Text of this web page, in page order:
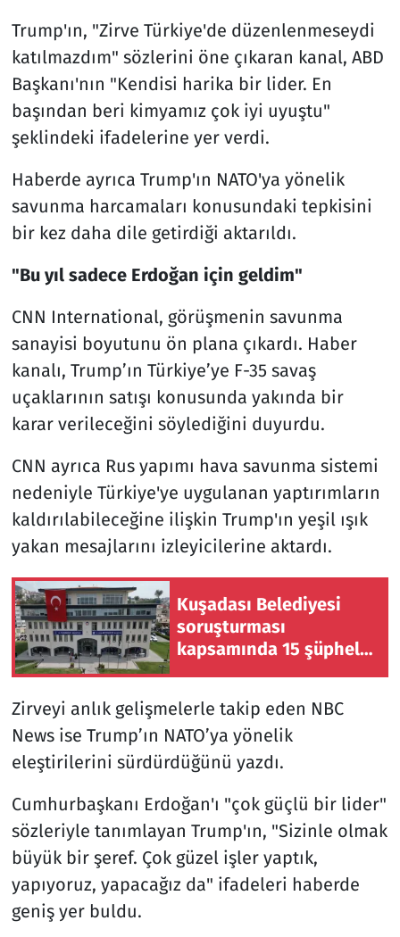
Trump'ın, "Zirve Türkiye'de düzenlenmeseydi
katılmazdım" sözlerini öne çıkaran kanal, ABD
Başkanı'nın "Kendisi harika bir lider. En
başından beri kimyamız çok iyi uyuştu"
şeklindeki ifadelerine yer verdi.
Haberde ayrıca Trump'ın NATO'ya yönelik
savunma harcamaları konusundaki tepkisini
bir kez daha dile getirdiği aktarıldı.
"Bu yıl sadece Erdoğan için geldim"
CNN International, görüşmenin savunma
sanayisi boyutunu ön plana çıkardı. Haber
kanalı, Trump’ın Türkiye’ye F-35 savaş
uçaklarının satışı konusunda yakında bir
karar verileceğini söylediğini duyurdu.
CNN ayrıca Rus yapımı hava savunma sistemi
nedeniyle Türkiye'ye uygulanan yaptırımların
kaldırılabileceğine ilişkin Trump'ın yeşil ışık
yakan mesajlarını izleyicilerine aktardı.
Kuşadası Belediyesi
soruşturması
kapsamında 15 şüpheli
ediyor
Zirveyi anlık gelişmelerle takip eden NBC
News ise Trump’ın NATO’ya yönelik
eleştirilerini sürdürdüğünü yazdı.
Cumhurbaşkanı Erdoğan'ı "çok güçlü bir lider"
sözleriyle tanımlayan Trump'ın, "Sizinle olmak
büyük bir şeref. Çok güzel işler yaptık,
yapıyoruz, yapacağız da" ifadeleri haberde
geniş yer buldu.